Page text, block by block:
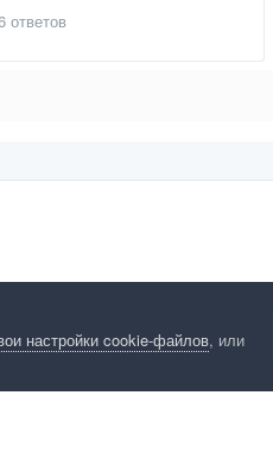
ответов
Таблица лидеров Администрация
настройки cookie-файлов, или